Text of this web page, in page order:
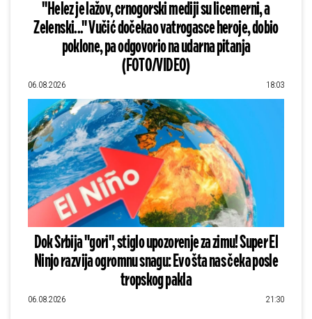
"Helez je lažov, crnogorski mediji su licemerni, a
Zelenski..." Vučić dočekao vatrogasce heroje, dobio
poklone, pa odgovorio na udarna pitanja
(FOTO/VIDEO)
06.08.2026 18:03
Dok Srbija "gori", stiglo upozorenje za zimu! Super El
Ninjo razvija ogromnu snagu: Evo šta nas čeka posle
tropskog pakla
06.08.2026 21:30